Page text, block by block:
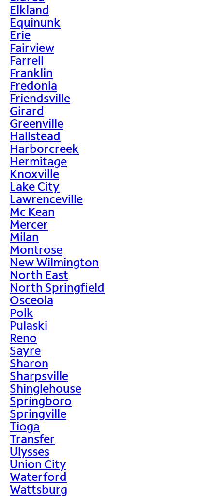
Elkland
Equinunk
Erie
Fairview
Farrell
Franklin
Fredonia
Friendsville
Girard
Greenville
Hallstead
Harborcreek
Hermitage
Knoxville
Lake City
Lawrenceville
Mc Kean
Mercer
Milan
Montrose
New Wilmington
North East
North Springfield
Osceola
Polk
Pulaski
Reno
Sayre
Sharon
Sharpsville
Shinglehouse
Springboro
Springville
Tioga
Transfer
Ulysses
Union City
Waterford
Wattsburg